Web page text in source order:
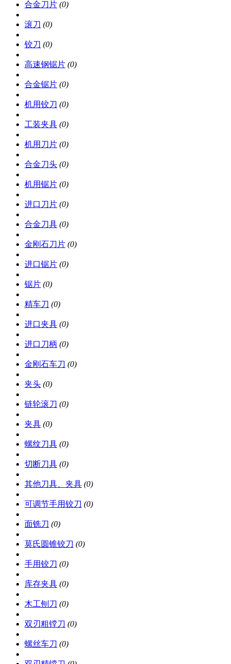
合金刀片 (0)
滚刀 (0)
铰刀 (0)
高速钢锯片 (0)
合金锯片 (0)
机用铰刀 (0)
工装夹具 (0)
机用刀片 (0)
合金刀头 (0)
机用锯片 (0)
进口刀片 (0)
合金刀具 (0)
金刚石刀片 (0)
进口锯片 (0)
锯片 (0)
精车刀 (0)
进口夹具 (0)
进口刀柄 (0)
金刚石车刀 (0)
夹头 (0)
链轮滚刀 (0)
夹具 (0)
螺纹刀具 (0)
切断刀具 (0)
其他刀具、夹具 (0)
可调节手用铰刀 (0)
面铣刀 (0)
莫氏圆锥铰刀 (0)
手用铰刀 (0)
库存夹具 (0)
木工刨刀 (0)
双刃粗镗刀 (0)
螺丝车刀 (0)